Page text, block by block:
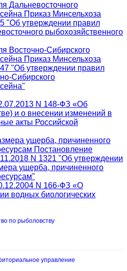
Дальневосточного
Приказ Минсельхоза
"Об утверждении правил
рыбохозяйственного
Восточно-Сибирского
Приказ Минсельхоза
"Об утверждении правил
Сибирского
N 148-ФЗ «Об
и о внесении изменений в
акты Российской
ущерба, причиненного
Постановление
N 1321 "Об утверждении
ущерба, причиненного
N 166-ФЗ «О
водных биологических
по рыболовству
управление